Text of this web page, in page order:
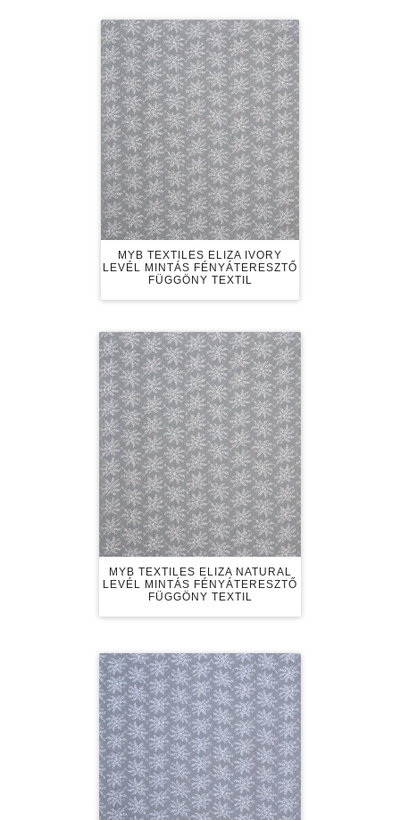
MYB TEXTILES ELIZA IVORY
LEVÉL MINTÁS FÉNYÁTERESZTŐ
FÜGGÖNY TEXTIL
MYB TEXTILES ELIZA NATURAL
LEVÉL MINTÁS FÉNYÁTERESZTŐ
FÜGGÖNY TEXTIL